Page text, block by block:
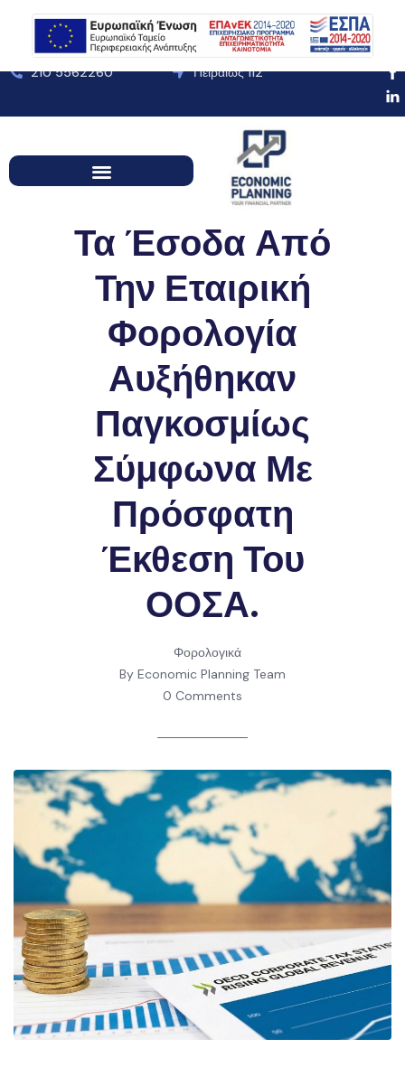
210 5562260 Πειραιώς 112
December 18, 2025
Τα Έσοδα Από
Την Εταιρική
Φορολογία
Αυξήθηκαν
Παγκοσμίως
Σύμφωνα Με
Πρόσφατη
Έκθεση Του
ΟΟΣΑ.
Φορολογικά
By Economic Planning Team
0 Comments